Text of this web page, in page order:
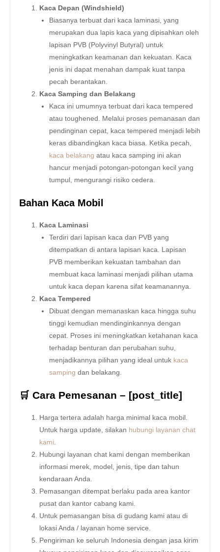
Kaca Depan (Windshield)
Biasanya terbuat dari kaca laminasi, yang
merupakan dua lapis kaca yang dipisahkan oleh
lapisan PVB (Polyvinyl Butyral) untuk
meningkatkan keamanan dan kekuatan. Kaca
jenis ini dapat menahan dampak kuat tanpa
pecah berantakan.
Kaca Samping dan Belakang
Kaca ini umumnya terbuat dari kaca tempered
atau toughened. Melalui proses pemanasan dan
pendinginan cepat, kaca tempered menjadi lebih
keras dibandingkan kaca biasa. Ketika pecah,
kaca belakang atau kaca samping ini akan
hancur menjadi potongan-potongan kecil yang
tumpul, mengurangi risiko cedera.
Bahan Kaca Mobil
Kaca Laminasi
Terdiri dari lapisan kaca dan PVB yang
ditempatkan di antara lapisan kaca. Lapisan
PVB memberikan kekuatan tambahan dan
membuat kaca laminasi menjadi pilihan utama
untuk kaca depan karena sifat keamanannya.
Kaca Tempered
Dibuat dengan memanaskan kaca hingga suhu
tinggi kemudian mendinginkannya dengan
cepat. Proses ini meningkatkan ketahanan kaca
terhadap benturan dan perubahan suhu,
menjadikannya pilihan yang ideal untuk kaca
samping dan belakang.
🛒 Cara Pemesanan – [post_title]
Harga tertera adalah harga minimal kaca mobil.
Untuk harga update, silakan hubungi layanan chat
kami
Hubungi layanan chat kami dengan memberikan
informasi merek, model, jenis, tipe dan tahun
kendaraan Anda.
Pemasangan ditempat berlaku pada area kantor
pusat dan kantor cabang kami.
Untuk pemasangan bisa di gudang kami atau di
lokasi Anda / layanan home service.
Pengiriman ke seluruh Indonesia dengan jasa kirim